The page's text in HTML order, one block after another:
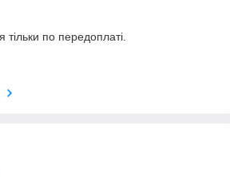
тільки по передоплаті.